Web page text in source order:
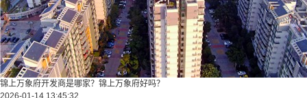
锦上万象府开发商是哪家？锦上万象府好吗？
2026-01-14 13:45:32